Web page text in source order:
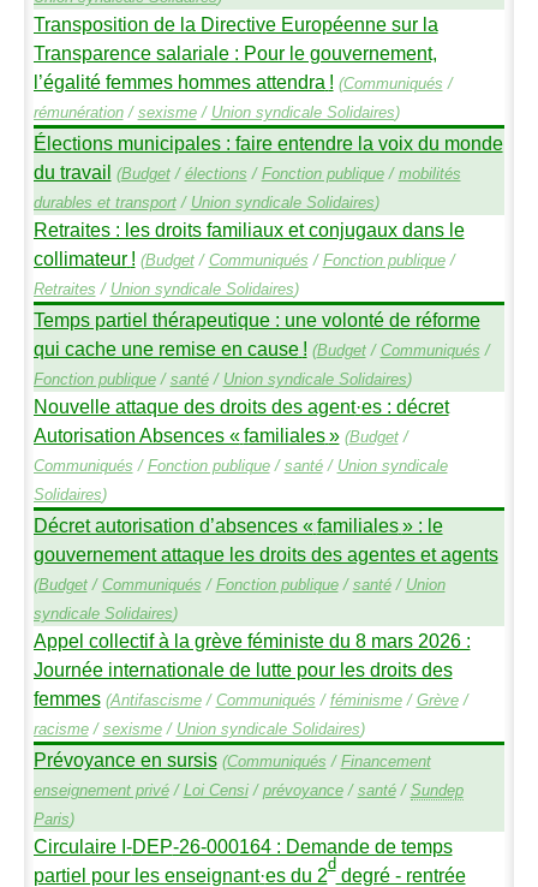
Transposition de la Directive Européenne sur la
Transparence salariale : Pour le gouvernement,
l’égalité femmes hommes attendra ! (Communiqués /
rémunération/ sexisme/ Union syndicale Solidaires)
Élections municipales : faire entendre la voix du monde
du travail (Budget/ élections / Fonction publique/ mobilités
durables et transport/ Union syndicale Solidaires)
Retraites : les droits familiaux et conjugaux dans le
collimateur ! (Budget/ Communiqués / Fonction publique/
Retraites / Union syndicale Solidaires)
Temps partiel thérapeutique : une volonté de réforme
qui cache une remise en cause ! (Budget/ Communiqués /
Fonction publique/ santé/ Union syndicale Solidaires)
Nouvelle attaque des droits des agent·es : décret
Autorisation Absences «familiales» (Budget/
Communiqués / Fonction publique/ santé/ Union syndicale
Solidaires)
Décret autorisation d’absences « familiales» : le
gouvernement attaque les droits des agentes et agents
(Budget/ Communiqués / Fonction publique/ santé/ Union
syndicale Solidaires)
Appel collectif à la grève féministe du 8 mars 2026 :
Journée internationale de lutte pour les droits des
femmes (Antifascisme/ Communiqués / féminisme/ Grève/
racisme/ sexisme/ Union syndicale Solidaires)
Prévoyance en sursis (Communiqués / Financement
enseignement privé/ Loi Censi/ prévoyance/ santé/ Sundep
Paris)
Circulaire I-DEP-26-000164 : Demande de temps
partiel pour les enseignant·es du 2ddegré - rentrée